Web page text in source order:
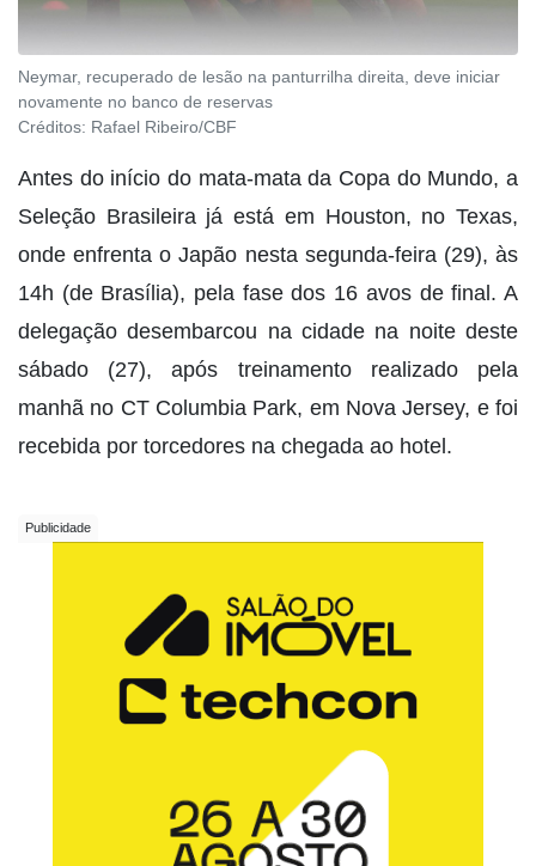
Neymar, recuperado de lesão na panturrilha direita, deve iniciar
novamente no banco de reservas
Créditos: Rafael Ribeiro/CBF
Antes do início do mata-mata da Copa do Mundo, a
Seleção Brasileira já está em Houston, no Texas,
onde enfrenta o Japão nesta segunda-feira (29), às
14h (de Brasília), pela fase dos 16 avos de final. A
delegação desembarcou na cidade na noite deste
sábado (27), após treinamento realizado pela
manhã no CT Columbia Park, em Nova Jersey, e foi
recebida por torcedores na chegada ao hotel.